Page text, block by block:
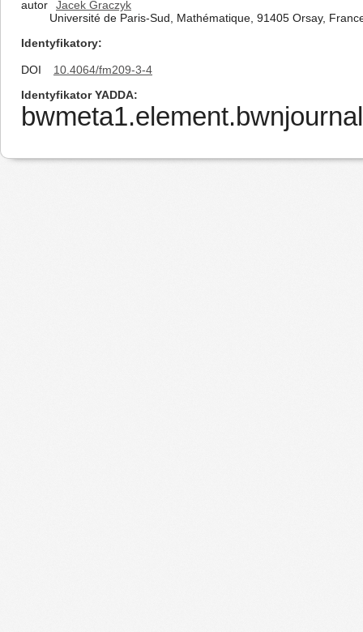
autor
Jacek Graczyk
Université de Paris-Sud, Mathématique, 91405 Orsay,
Identyfikatory
DOI
10.4064/fm209-3-4
Identyfikator YADDA